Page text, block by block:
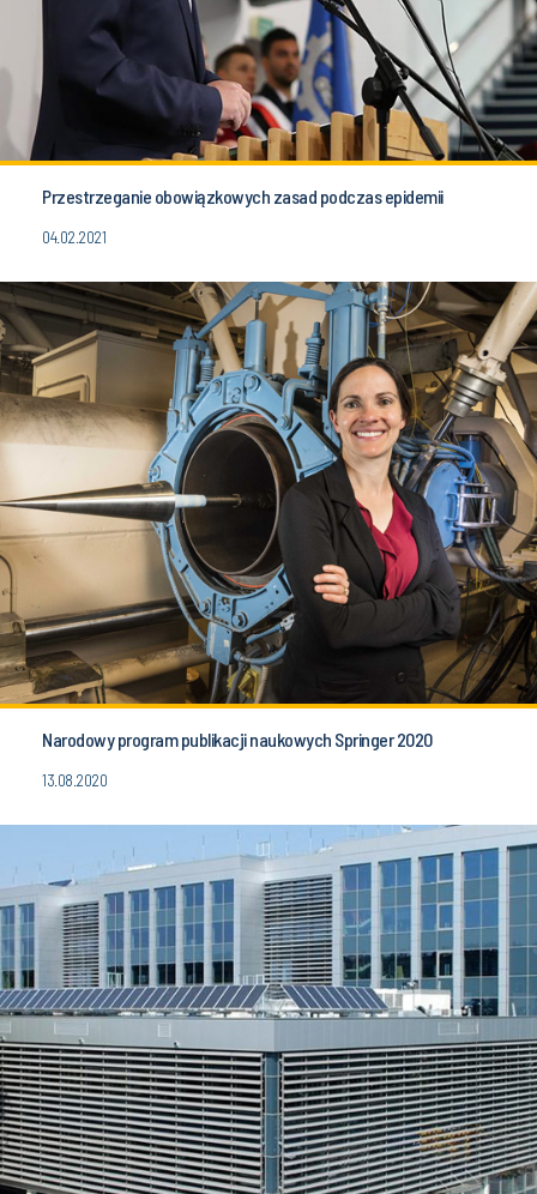
Przestrzeganie obowiązkowych zasad podczas epidemii
04.02.2021
Narodowy program publikacji naukowych Springer 2020
13.08.2020